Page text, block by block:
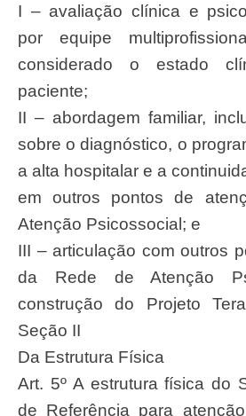
I – avaliação clínica e
por equipe
considerado o estado
paciente;
II – abordagem familiar,
sobre o diagnóstico, o
a alta hospitalar e a
em outros pontos de
Atenção Psicossocial; e
III – articulação com outros
da Rede de Atenção
construção do Projeto
Seção II
Da Estrutura Física
Art. 5º A estrutura física do
de Referência para